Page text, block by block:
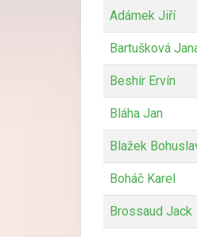
Adámek Jiří
Bartušková
Beshír Ervín
Bláha Jan
Blažek
Boháč Karel
Brossaud Jack